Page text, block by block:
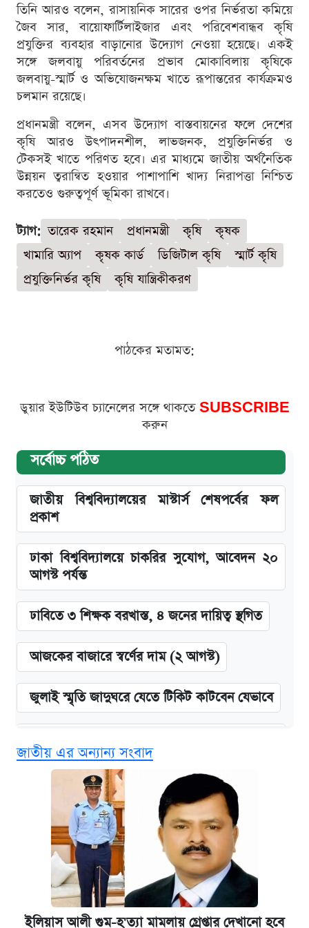
তিনি আরও বলেন, রাসায়নিক সারের ওপর নির্ভরতা কমিয়ে
জৈব সার, বায়োফার্টিলাইজার এবং পরিবেশবান্ধব কৃষি
প্রযুক্তির ব্যবহার বাড়ানোর উদ্যোগ নেওয়া হয়েছে। একই
সঙ্গে জলবায়ু পরিবর্তনের প্রভাব মোকাবিলায় কৃষিকে
জলবায়ু-স্মার্ট ও অভিযোজনক্ষম খাতে রূপান্তরের কার্যক্রমও
চলমান রয়েছে।
প্রধানমন্ত্রী বলেন, এসব উদ্যোগ বাস্তবায়নের ফলে দেশের
কৃষি আরও উৎপাদনশীল, লাভজনক, প্রযুক্তিনির্ভর ও
টেকসই খাতে পরিণত হবে। এর মাধ্যমে জাতীয় অর্থনৈতিক
উন্নয়ন ত্বরান্বিত হওয়ার পাশাপাশি খাদ্য নিরাপত্তা নিশ্চিত
করতেও গুরুত্বপূর্ণ ভূমিকা রাখবে।
ট্যাগ: তারেক রহমান প্রধানমন্ত্রী কৃষি
কৃষক
খামারি অ্যাপ
কৃষক কার্ড ডিজিটাল কৃষি
স্মার্ট কৃষি
প্রযুক্তিনির্ভর কৃষি
কৃষি যান্ত্রিকীকরণ
পাঠকের মতামত:
ডুয়ার ইউটিউব চ্যানেলের সঙ্গে থাকতে SUBSCRIBE
করুন
সর্বোচ্চ পঠিত
জাতীয় বিশ্ববিদ্যালয়ের মাস্টার্স শেষপর্বের ফল
প্রকাশ
ঢাকা বিশ্ববিদ্যালয়ে চাকরির সুযোগ, আবেদন ২০
আগস্ট পর্যন্ত
ঢাবিতে ৩ শিক্ষক বরখাস্ত, ৪ জনের দায়িত্ব স্থগিত
আজকের বাজারে স্বর্ণের দাম (২ আগস্ট)
জুলাই স্মৃতি জাদুঘরে যেতে টিকিট কাটবেন যেভাবে
জানা গেল
দেশের বাজারে ফের বেড়েছে সোনার দাম
ভাতা-উপবৃত্তির আবেদন শুরু, জেনে নিন পদ্ধতি
‘গুলশানের চামেলি’ তে যৌনকর্মীর দালাল অ্যাডলফ
জাতীয় এর অন্যান্য সংবাদ
ইলিয়াস আলী গুম-হ'ত্যা মামলায় গ্রেপ্তার দেখানো হবে